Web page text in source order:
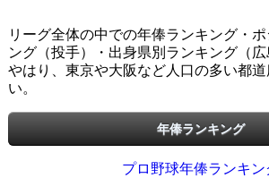
リーグ全体の中での年俸ランキング・
ング（投手）・出身県別ランキング（広
やはり、東京や大阪など人口の多い都
い。
年俸ランキング
プロ野球年俸ランキン